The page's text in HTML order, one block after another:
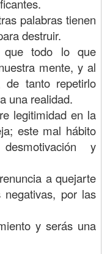
palabras tienen
destruir.
que todo lo que
mente, y al
de tanto repetirlo
una realidad.
legitimidad en la
este mal hábito
y
a quejarte
por las
y serás una